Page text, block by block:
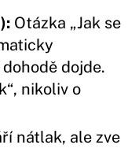
Otázka „Jak se
dojde.
nikoliv o
nátlak, ale zve